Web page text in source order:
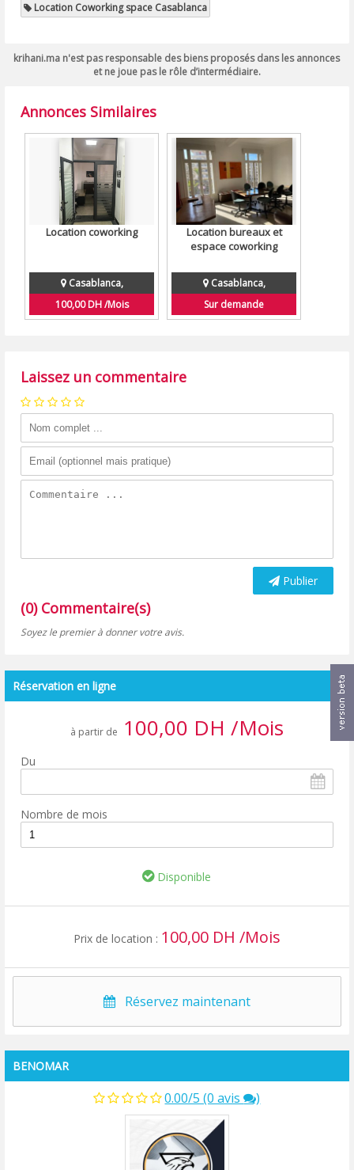
Location Coworking space Casablanca
krihani.ma n'est pas responsable des biens proposés dans les annonces
et ne joue pas le rôle d’intermédiaire.
Annonces Similaires
Location coworking
Casablanca,
100,00 DH /Mois
Location bureaux et
espace coworking
Casablanca,
Sur demande
Laissez un commentaire
Publier
(0) Commentaire(s)
Soyez le premier à donner votre avis.
Réservation en ligne
à partir de 100,00 DH /Mois
Du
Nombre de mois
Disponible
Prix de location : 100,00 DH /Mois
Réservez maintenant
BENOMAR
0.00/5 (0 avis )